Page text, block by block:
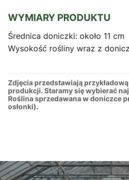
WYMIARY PRODUKTU
Średnica doniczki: około 11 cm
Wysokość rośliny wraz z
Zdjęcia przedstawiają
produkcji. Staramy się wybierać
Roślina sprzedawana w doniczce
osłonki).